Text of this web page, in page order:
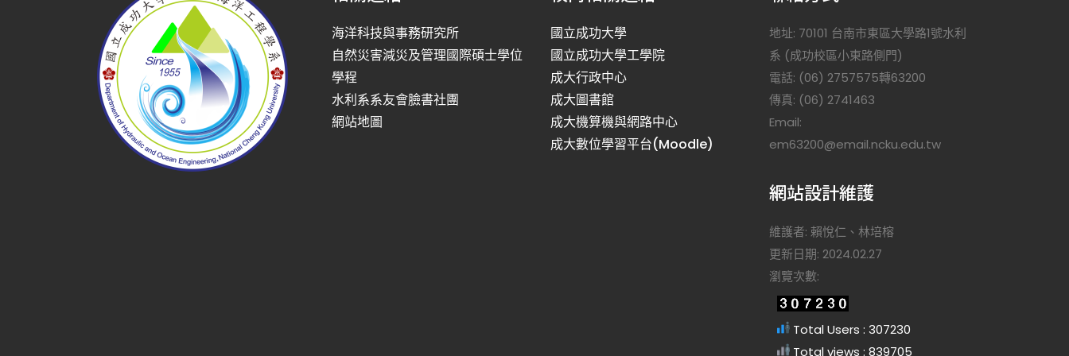
海洋科技與事務研究所
自然災害減災及管理國際碩士學位
學程
水利系系友會臉書社團
網站地圖
國立成功大學
國立成功大學工學院
成大行政中心
成大圖書館
成大機算機與網路中心
成大數位學習平台(Moodle)
地址: 70101 台南市東區大學路1號水利
系 (成功校區小東路側門)
電話: (06) 2757575轉63200
傳真: (06) 2741463
Email:
em63200@email.ncku.edu.tw
網站設計維護
維護者: 賴悅仁、林培榕
更新日期: 2024.02.27
瀏覽次數:
Total Users : 307230
Total views : 839705